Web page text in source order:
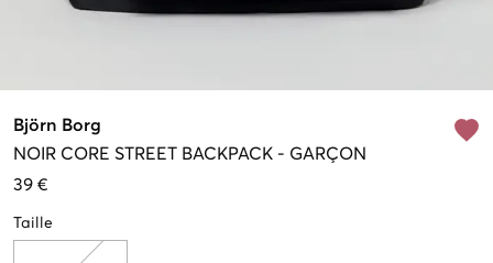
Björn Borg
NOIR CORE STREET BACKPACK - GARÇON
39 €
Taille